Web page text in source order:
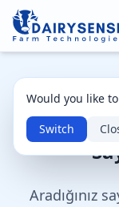
Would you like
Switch
Aradığınız